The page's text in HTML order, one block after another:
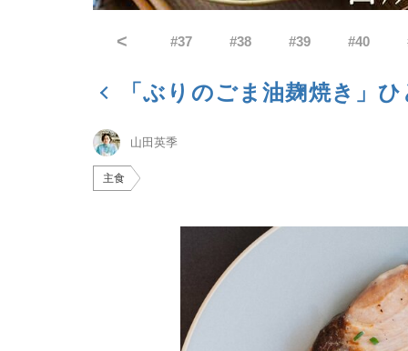
< #37 #38 #39 #40
「ぶりのごま油麹焼き」
山田英季
主食